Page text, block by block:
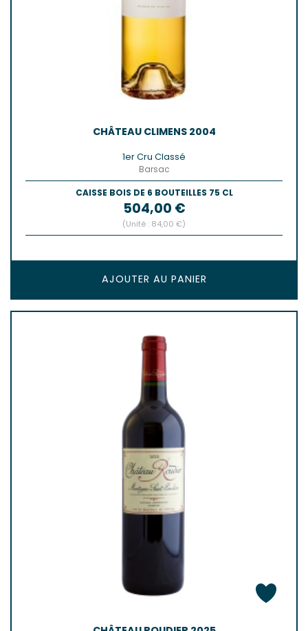
CHÂTEAU CLIMENS 2004
1er Cru Classé
Barsac
CAISSE BOIS DE 6 BOUTEILLES 75 CL
Prix
504,00 €
(Unité : 84,00 €)
AJOUTER AU PANIER